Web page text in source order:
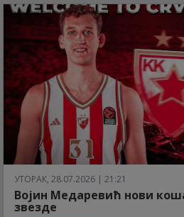
УТОРАК, 28.07.2026 | 21:21
Војин Медаревић нови
звезде